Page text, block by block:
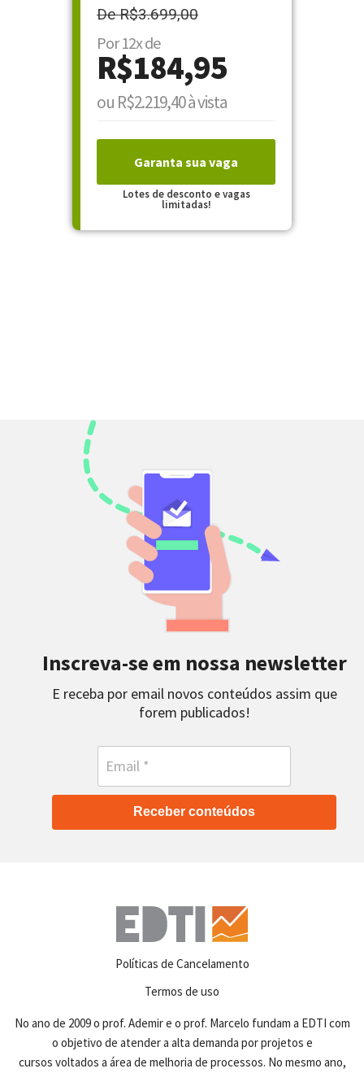
De R$3.699,00
Por 12x de
R$184,95
ou R$2.219,40 à vista
Garanta sua vaga
Lotes de desconto e vagas
limitadas!
Inscreva-se em nossa newsletter
E receba por email novos conteúdos assim que
forem publicados!
Receber conteúdos
Políticas de Cancelamento
Termos de uso
No ano de 2009 o prof. Ademir e o prof. Marcelo fundam a EDTI com
o objetivo de atender a alta demanda por projetos e
cursos voltados a área de melhoria de processos. No mesmo ano,